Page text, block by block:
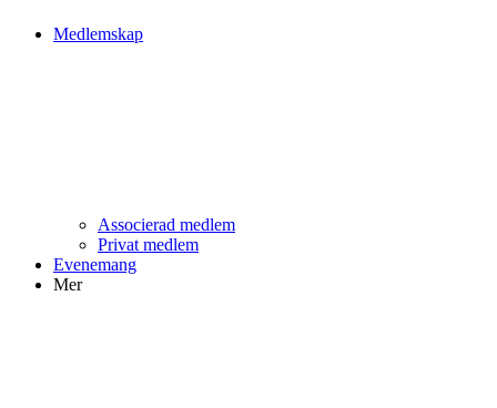
Medlemskap
Associerad medlem
Privat medlem
Evenemang
Mer